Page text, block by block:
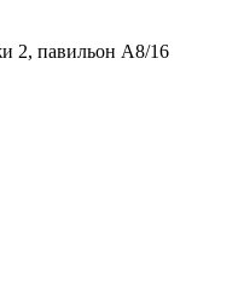
2, павильон А8/16